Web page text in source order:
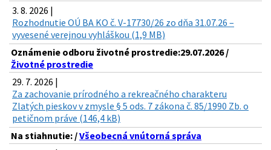
3. 8. 2026 |
Rozhodnutie OÚ BA KO č. V-17730/26 zo dňa 31.07.26 –
vyvesené verejnou vyhláškou (1,9 MB)
Oznámenie odboru životné prostredie:29.07.2026 /
Životné prostredie
29. 7. 2026 |
Za zachovanie prírodného a rekreačného charakteru
Zlatých pieskov v zmysle § 5 ods. 7 zákona č. 85/1990 Zb. o
petičnom práve (146,4 kB)
Na stiahnutie: /Všeobecná vnútorná správa